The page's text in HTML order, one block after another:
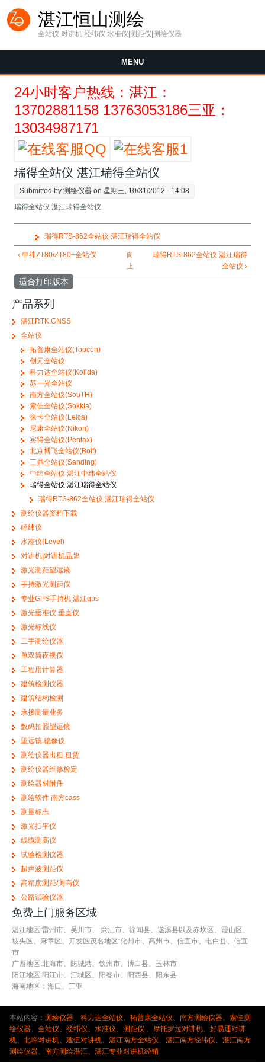
湛江恒山测绘
全站仪|对讲机|经纬仪|水准仪|测距仪|测绘仪器
MENU
24小时客户热线：湛江：
13702881158 13763053186三亚：
13034987171
瑞得全站仪 湛江瑞得全站仪
Submitted by测绘仪器 on 星期三, 10/31/2012 - 14:08
瑞得全站仪 湛江瑞得全站仪
瑞得RTS-862全站仪 湛江瑞得全站仪
‹ 中纬ZT80/ZT80+全站仪
向
上
瑞得RTS-862全站仪 湛江瑞得
全站仪 ›
适合打印版本
产品系列
湛江RTK.GNSS
全站仪
拓普康全站仪(Topcon)
创元全站仪
科力达全站仪(Kolida)
苏一光全站仪
南方全站仪(SouTH)
索佳全站仪(Sokkia)
徕卡全站仪(Leica)
尼康全站仪(Nikon)
宾得全站仪(Pentax)
北京博飞全站仪(Boif)
三鼎全站仪(Sanding)
中纬全站仪 湛江中纬全站仪
瑞得全站仪 湛江瑞得全站仪
瑞得RTS-862全站仪 湛江瑞得全站仪
测绘仪器资料下载
经纬仪
水准仪(Level)
对讲机|对讲机品牌
激光测距望远镜
手持激光测距仪
专业GPS手持机|湛江gps
激光垂准仪 垂直仪
激光标线仪
二手测绘仪器
单双筒夜视仪
工程用计算器
建筑检测仪器
建筑结构检测
承接测量业务
数码拍照望远镜
望远镜 稳像仪
测绘仪器出租 租赁
测绘仪器维修检定
测绘器材附件
测绘软件 南方cass
测量标志
激光扫平仪
线缆测高仪
试验检测仪器
超声波测距仪
高精度测距/测高仪
公路试验仪器
免费上门服务区域
湛江地区:雷州市、吴川市、 廉江市、徐闻县、遂溪县以及赤坎区、霞山区、
坡头区、麻章区、开发区茂名地区:化州市、高州市、信宜市、电白县、信宜
市
广西地区:北海市、防城港、钦州市、博白县、玉林市
阳江地区:阳江市、江城区、阳春市、阳西县、阳东县
海南地区：海口、三亚
本站内容： 测绘仪器、 科力达全站仪 拓普康全站仪 南方测绘仪器、 索佳测
绘仪器、 全站仪 经纬仪 水准仪 测距仪 摩托罗拉对讲机、 好易通对讲
机、 北峰对讲机、 建伍对讲机、 湛江南方全站仪 湛江南方经纬仪
湛江南方
测绘仪器、 南方测绘湛江 湛江专业对讲机经销